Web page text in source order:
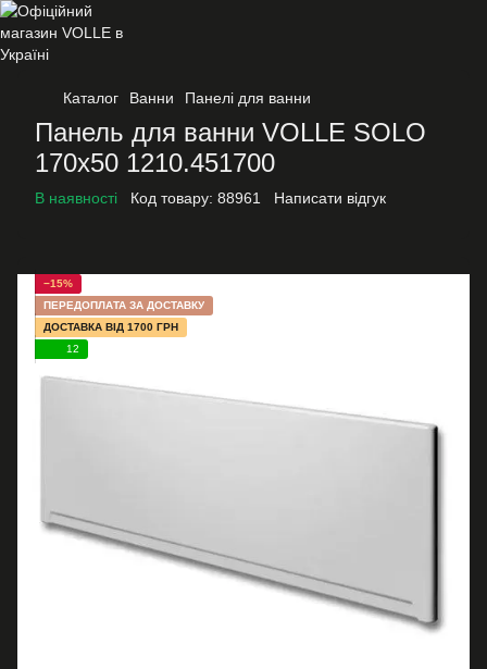
Каталог Ванни Панелі для ванни
Панель для ванни VOLLE SOLO
170x50 1210.451700
В наявності Код товару: 88961 Написати відгук
−15%
ПЕРЕДОПЛАТА ЗА ДОСТАВКУ
ДОСТАВКА ВІД 1700 ГРН
12